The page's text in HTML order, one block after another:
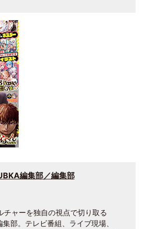
編集部／編集部
チャーを独自の視点で切り取る
集部。テレビ番組、ライブ現場、